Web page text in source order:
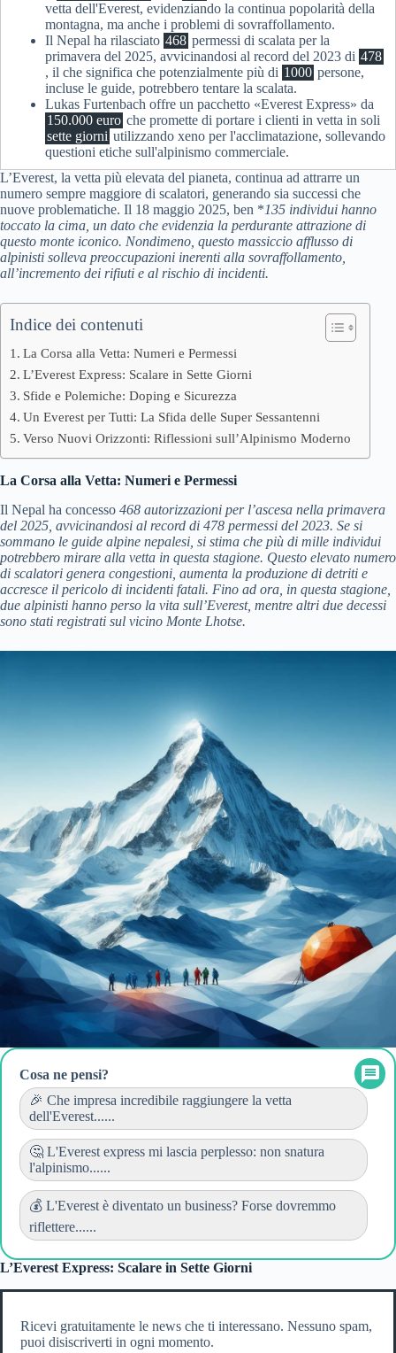
vetta dell'Everest, evidenziando la continua popolarità della
montagna, ma anche i problemi di sovraffollamento.
Il Nepal ha rilasciato 468 permessi di scalata per la
primavera del 2025, avvicinandosi al record del 2023 di 478
, il che significa che potenzialmente più di 1000 persone,
incluse le guide, potrebbero tentare la scalata.
Lukas Furtenbach offre un pacchetto «Everest Express» da
150.000 euro che promette di portare i clienti in vetta in soli
sette giorni utilizzando xeno per l'acclimatazione, sollevando
questioni etiche sull'alpinismo commerciale.
L’Everest, la vetta più elevata del pianeta, continua ad attrarre un
numero sempre maggiore di scalatori, generando sia successi che
nuove problematiche. Il 18 maggio 2025, ben *135 individui hanno
toccato la cima , un dato che evidenzia la perdurante attrazione di
questo monte iconico. Nondimeno, questo massiccio afflusso di
alpinisti solleva preoccupazioni inerenti alla sovraffollamento,
all’incremento dei rifiuti e al rischio di incidenti.
Indice dei contenuti
La Corsa alla Vetta: Numeri e Permessi
L’Everest Express: Scalare in Sette Giorni
Sfide e Polemiche: Doping e Sicurezza
Un Everest per Tutti: La Sfida delle Super Sessantenni
Verso Nuovi Orizzonti: Riflessioni sull’Alpinismo Moderno
La Corsa alla Vetta: Numeri e Permessi
Il Nepal ha concesso 468 autorizzazioni per l’ascesa nella primavera
del 2025, avvicinandosi al record di 478 permessi del 2023. Se si
sommano le guide alpine nepalesi, si stima che più di mille individui
potrebbero mirare alla vetta in questa stagione. Questo elevato numero
di scalatori genera congestioni, aumenta la produzione di detriti e
accresce il pericolo di incidenti fatali. Fino ad ora, in questa stagione,
due alpinisti hanno perso la vita sull’Everest, mentre altri due decessi
sono stati registrati sul vicino Monte Lhotse.
Cosa ne pensi?
🎉 Che impresa incredibile raggiungere la vetta
dell'Everest......
🤔 L'Everest express mi lascia perplesso: non snatura
l'alpinismo......
💰 L'Everest è diventato un business? Forse dovremmo
riflettere......
L’Everest Express: Scalare in Sette Giorni
Ricevi gratuitamente le news che ti interessano. Nessuno spam,
puoi disiscriverti in ogni momento.